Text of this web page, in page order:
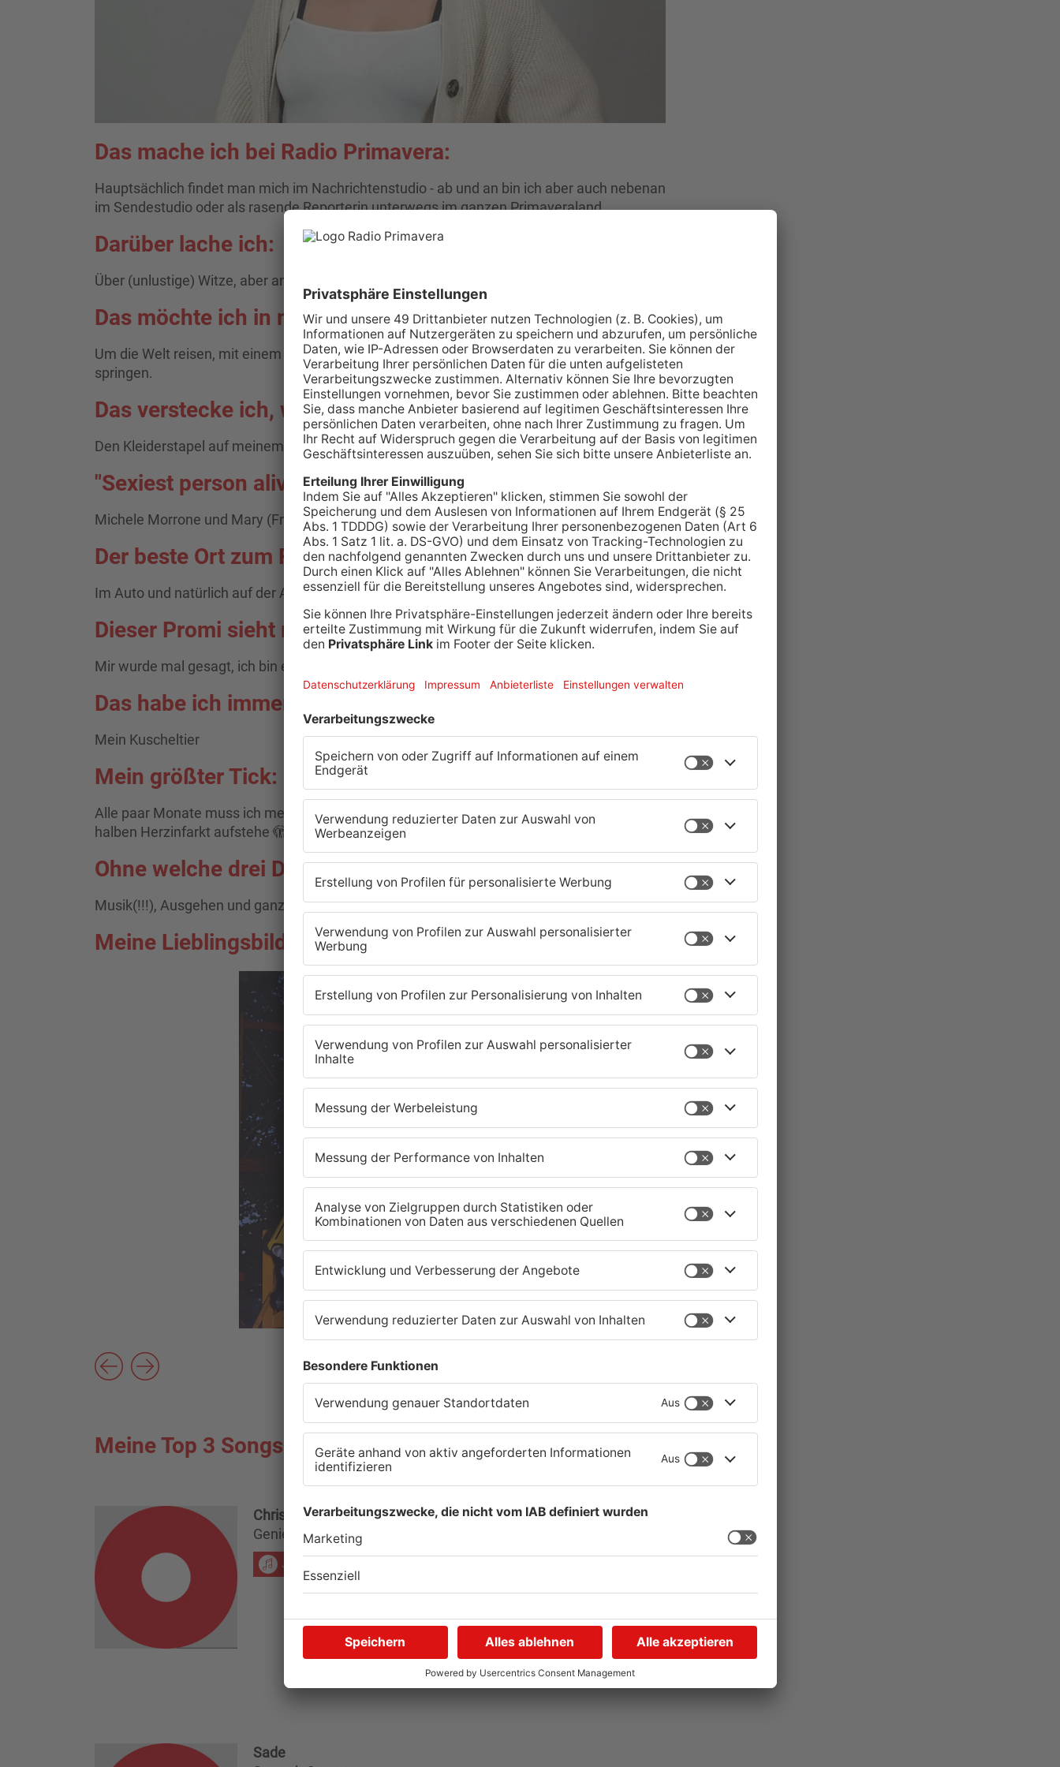
Das mache ich bei Radio Primavera:
Hauptsächlich findet man mich im Nachrichtenstudio - ab und an bin ich aber auch nebenan
im Sendestudio oder als rasende Reporterin unterwegs im ganzen Primaveraland.
Darüber lache ich:
Über (unlustige) Witze, aber am meisten über meine eigenen (unlustigen) Witze :)
Das möchte ich in meinem Leben gemacht haben:
Um die Welt reisen, mit einem Helikopter bei Nacht über New York fliegen und Fallschirm
springen.
Das verstecke ich, wenn Besuch kommt:
Den Kleiderstapel auf meinem Stuhl...
"Sexiest person alive" ist für mich:
Michele Morrone und Mary (Freundin von Bonez MC)
Der beste Ort zum Radio hören:
Im Auto und natürlich auf der Arbeit
Dieser Promi sieht mir ähnlich:
Mir wurde mal gesagt, ich bin eine Mischung aus Miley Cyrus und Iggy Azalea 🤷
Das habe ich immer im Bett dabei:
Mein Kuscheltier
Mein größter Tick:
Alle paar Monate muss ich meinen Wecker-Klingelton ändern, weil ich sonst mit einem
halben Herzinfarkt aufstehe 🫣
Ohne welche drei Dinge könntest du nicht leben?
Musik(!!!), Ausgehen und ganz viel Spaß im Leben
Meine Lieblingsbilder von mir auf dem Handy:
Meine Top 3 Songs in der Primavera-Playlist:
Christina Aguilera
Genie In A Bottle
JETZT ANHÖREN
Sade